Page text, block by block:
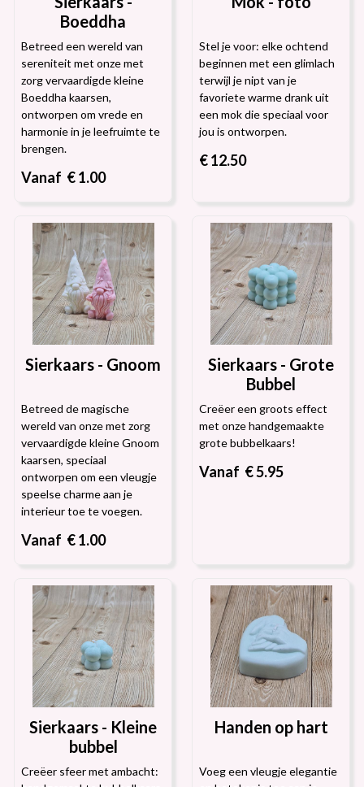
Boeddha
Betreed een wereld van
sereniteit met onze met
zorg vervaardigde kleine
Boeddha kaarsen,
ontworpen om vrede en
harmonie in je leefruimte te
brengen.
Vanaf € 1.00
Stel je voor: elke ochtend
beginnen met een glimlach
terwijl je nipt van je
favoriete warme drank uit
een mok die speciaal voor
jou is ontworpen.
€ 12.50
Sierkaars - Gnoom
Betreed de magische
wereld van onze met zorg
vervaardigde kleine Gnoom
kaarsen, speciaal
ontworpen om een vleugje
speelse charme aan je
interieur toe te voegen.
Vanaf € 1.00
Sierkaars - Grote
Bubbel
Creëer een groots effect
met onze handgemaakte
grote bubbelkaars!
Vanaf € 5.95
Sierkaars - Kleine
bubbel
Creëer sfeer met ambacht:
Handen op hart
Voeg een vleugje elegantie